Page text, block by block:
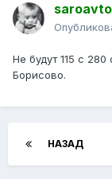
saroavto
Не будут 115 с 280
Борисово.
НАЗАД